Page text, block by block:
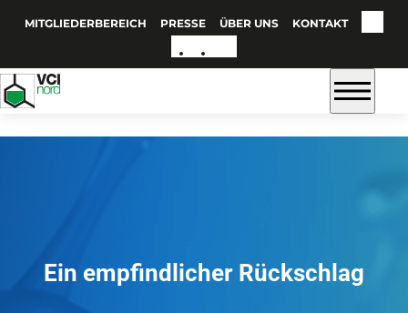
MITGLIEDERBEREICH PRESSE ÜBER UNS KONTAKT
Ein empfindlicher Rückschlag